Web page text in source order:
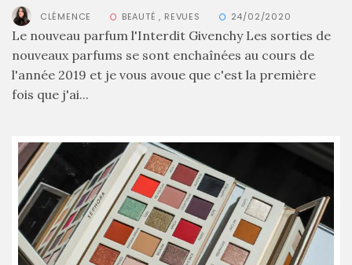
plus
belles
marques
vegan
:
7
alternatives
éco-
responsables
au
cuir
CLÉMENCE BEAUTÉ , REVUES 24/02/2020
Le nouveau parfum l'Interdit Givenchy Les sorties de
nouveaux parfums se sont enchaînées au cours de
l'année 2019 et je vous avoue que c'est la première
fois que j'ai...